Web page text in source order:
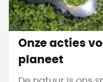
Onze acties
planeet